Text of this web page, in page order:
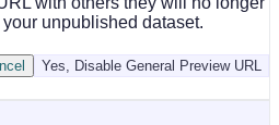
unpublished dataset.
Yes, Disable General Preview URL